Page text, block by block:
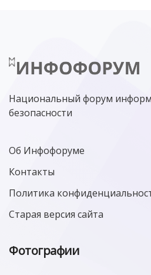
МИНЦИФРЫ РОССИИ NGFW
Национальный форум
безопасности
Об Инфофоруме
Контакты
Политика
Старая версия сайта
Фотографии